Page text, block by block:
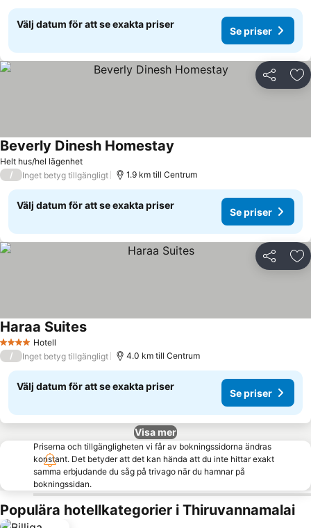
Välj datum för att se exakta priser
Se priser
Dela
Helt hus/hel lägenhet
Beverly Dinesh Homestay
/ Inget betyg tillgängligt 1.9 km till Centrum
Välj datum för att se exakta priser
Se priser
Dela
4 StjärnorHotell
Haraa SuitesSe priser
/ Inget betyg tillgängligt 4.0 km till Centrum
Välj datum för att se exakta priser
Se priser
Visa mer
Priserna och tillgängligheten vi får av bokningssidorna ändras
konstant. Det betyder att det kan hända att du inte hittar exakt
samma erbjudande du såg på trivago när du hamnar på
bokningssidan.
Populära hotellkategorier i Thiruvannamalai